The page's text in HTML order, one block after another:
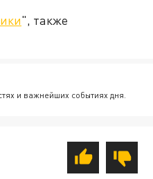
", также
и важнейших событиях дня.